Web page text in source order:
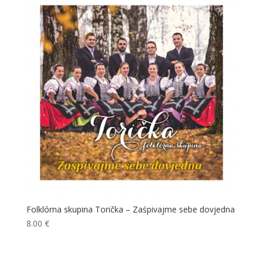
Folklórna skupina Torička – Zaśpivajme sebe dovjedna
8.00 €